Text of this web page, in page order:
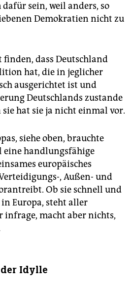
sein, weil anders, so
Demokratien nicht zu
finden, dass Deutschland
hat, die in jeglicher
ausgerichtet ist und
Deutschlands zustande
hat sie ja nicht einmal vor.
siehe oben, brauchte
eine handlungsfähige
europäisches
, Außen- und
Ob sie schnell und
Europa, steht aller
infrage, macht aber nichts,
Idylle